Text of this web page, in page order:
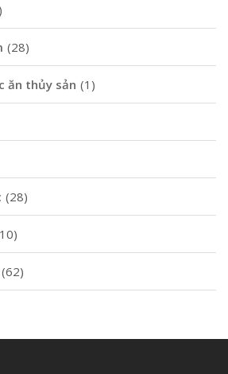
(28)
ăn thủy sản (1)
(28)
(62)